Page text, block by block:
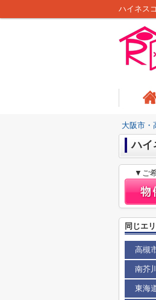
ハイネス
大阪市・
ハイ
▼ご
同じエ
高槻
南芥
東海